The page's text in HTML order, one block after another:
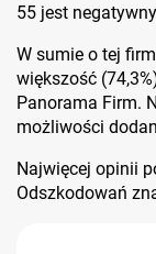
55 jest
W sumie o tej
większość
Panorama Firm.
możliwości
Najwięcej opinii
Odszkodowań